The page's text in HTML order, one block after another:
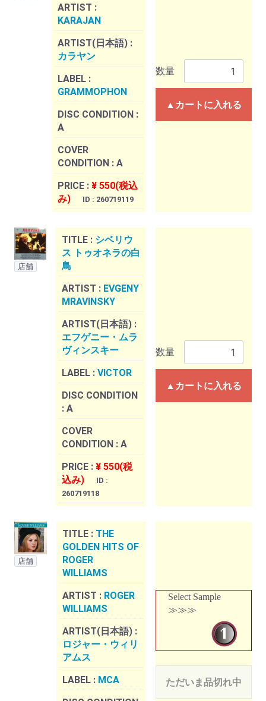
ARTIST :
KARAJAN
ARTIST(日本語) :
カラヤン
LABEL :
GRAMMOPHON
DISC CONDITION :
A
COVER
CONDITION : A
PRICE : ¥ 550(税込
み)
ID : 260719119
数量
▲カートに入れる
店舗
TITLE : シベリウ
ス トゥオネラの白
鳥
ARTIST : EVGENY
MRAVINSKY
ARTIST(日本語) :
エフゲニー・ムラ
ヴィンスキー
LABEL : VICTOR
DISC CONDITION
: A
COVER
CONDITION : A
PRICE : ¥ 550(税
込み)
ID :
260719118
数量
▲カートに入れる
店舗
TITLE : THE
GOLDEN HITS OF
ROGER
WILLIAMS
ARTIST : ROGER
WILLIAMS
ARTIST(日本語) :
ロジャー・ウィリ
アムス
LABEL : MCA
Select Sample
≫≫≫
ただいま品切れ中